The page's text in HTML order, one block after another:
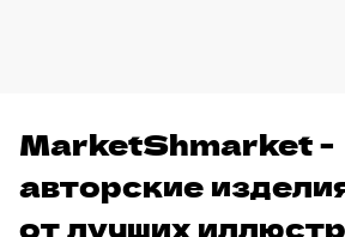
MarketShmarket -
авторские
от лучших